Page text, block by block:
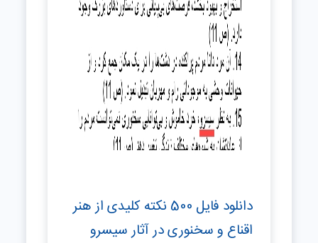
دانلود فایل 500 نکته کلیدی از هنر
اقناع و سخنوری در آثار سیسرو